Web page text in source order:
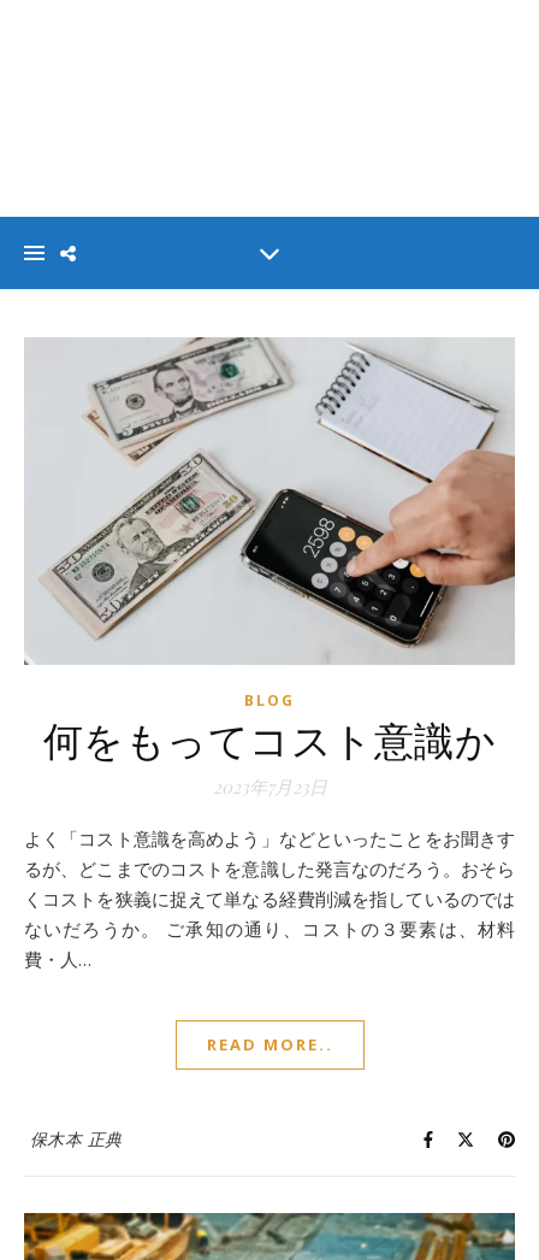
BLOG
何をもってコスト意識か
2023年7月23日
よく「コスト意識を高めよう」などといったことをお聞きす
るが、どこまでのコストを意識した発言なのだろう。おそら
くコストを狭義に捉えて単なる経費削減を指しているのでは
ないだろうか。 ご承知の通り、コストの３要素は、材料
費・人…
READ MORE..
保木本 正典